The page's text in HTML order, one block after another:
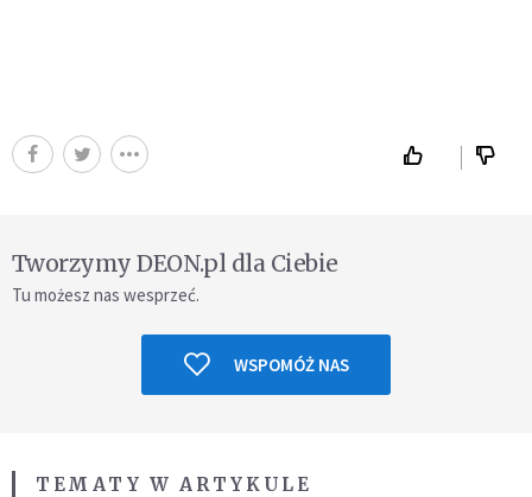
Tworzymy DEON.pl dla Ciebie
Tu możesz nas wesprzeć.
WSPOMÓŻ NAS
TEMATY W ARTYKULE